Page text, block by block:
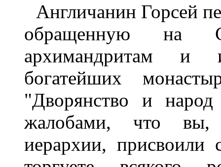
Англичанин Горсей
обращенную на
архимандритам и
богатейших
"Дворянство и
жалобами, что вы,
иерархии, присвоили